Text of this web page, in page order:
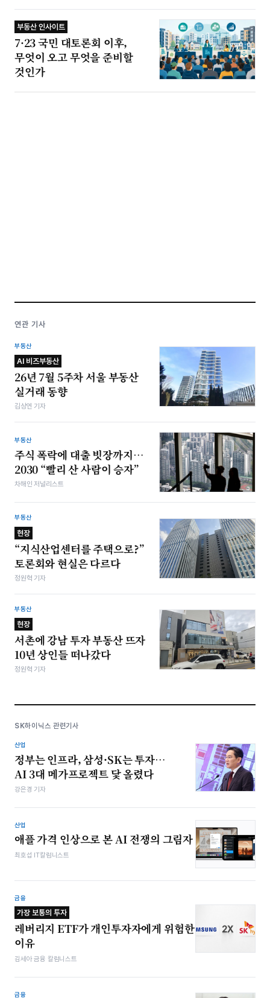
부동산 인사이트
7·23 국민 대토론회 이후,
무엇이 오고 무엇을 준비할
것인가
연관 기사
부동산
AI 비즈부동산
26년 7월 5주차 서울 부동산
실거래 동향
김상연 기자
부동산
주식 폭락에 대출 빗장까지…
2030 “빨리 산 사람이 승자”
차해인 저널리스트
부동산
현장
“지식산업센터를 주택으로?”
토론회와 현실은 다르다
정원혁 기자
부동산
현장
서촌에 강남 투자 부동산 뜨자
10년 상인들 떠나갔다
정원혁 기자
SK하이닉스 관련기사
산업
정부는 인프라, 삼성·SK는 투자…
AI 3대 메가프로젝트 닻 올렸다
강은경 기자
산업
애플 가격 인상으로 본 AI 전쟁의 그림자
최호섭 IT칼럼니스트
금융
가장 보통의 투자
레버리지 ETF가 개인투자자에게 위험한
이유
김세아 금융 칼럼니스트
금융